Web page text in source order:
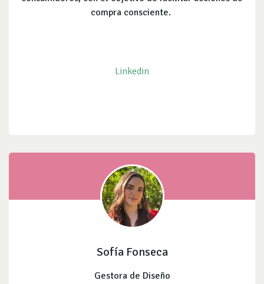
compra consciente.
Linkedin
Sofía Fonseca
Gestora de Diseño